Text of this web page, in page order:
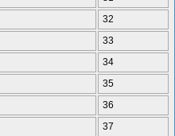
32
33
34
35
36
37